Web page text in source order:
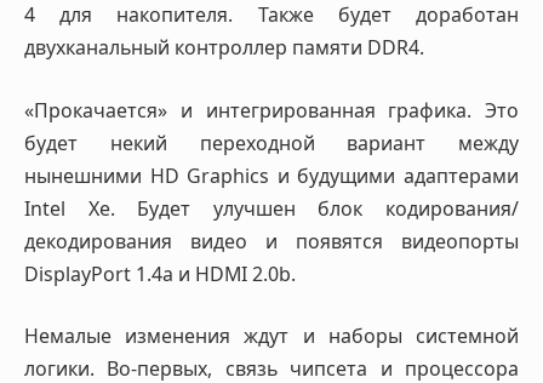
4 для накопителя. Также будет доработан
двухканальный контроллер памяти DDR4.
«Прокачается» и интегрированная графика. Это
будет некий переходной вариант между
нынешними HD Graphics и будущими адаптерами
Intel Xe. Будет улучшен блок кодирования/
декодирования видео и появятся видеопорты
DisplayPort 1.4a и HDMI 2.0b.
Немалые изменения ждут и наборы системной
логики. Во-первых, связь чипсета и процессора